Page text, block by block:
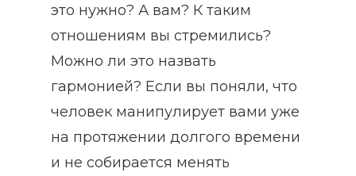
это нужно? А вам? К таким
отношениям вы стремились?
Можно ли это назвать
гармонией? Если вы поняли, что
человек манипулирует вами уже
на протяжении долгого времени
и не собирается менять